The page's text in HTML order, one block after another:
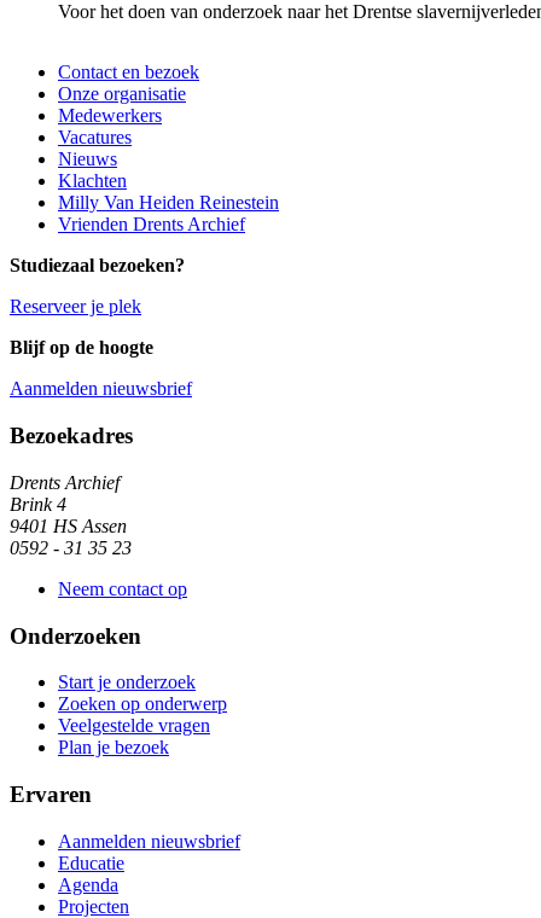
Voor het doen van onderzoek naar het Drentse
Contact en bezoek
Onze organisatie
Medewerkers
Vacatures
Nieuws
Klachten
Milly Van Heiden Reinestein
Vrienden Drents Archief
Studiezaal bezoeken?
Reserveer je plek
Blijf op de hoogte
Aanmelden nieuwsbrief
Algemene informatie
Bezoekadres
Drents Archief
Brink 4
9401 HS Assen
0592 - 31 35 23
Neem contact op
Onderzoeken
Start je onderzoek
Zoeken op onderwerp
Veelgestelde vragen
Plan je bezoek
Ervaren
Aanmelden nieuwsbrief
Educatie
Agenda
Projecten